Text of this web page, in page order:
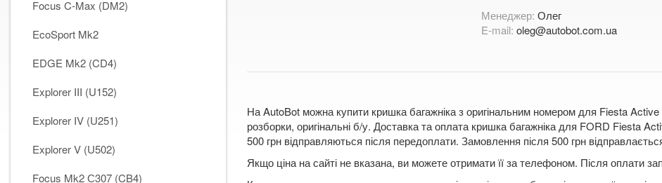
Focus C-Max (DM2)
EcoSport Mk2
EDGE Mk2 (CD4)
Explorer III (U152)
Explorer IV (U251)
Explorer V (U502)
Focus Mk2 С307 (CB4)
Менеджер: Олег
E-mail: oleg@autobot.com.ua
На AutoBot можна купити кришка багажніка з оригінальним номером для Fiesta Active
розборки, оригінальні б/у. Доставка та оплата кришка багажніка для FORD Fiesta
500 грн відправляються після передоплати. Замовлення після 500 грн
Якщо ціна на сайті не вказана, ви можете отримати її за телефоном. Після оплати